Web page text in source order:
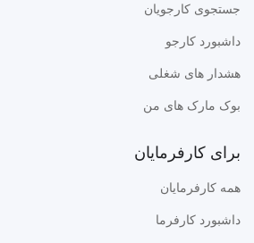
جستجوی کارجویان
داشبورد کارجو
هشدار های شغلی
بوک مارک های من
برای کارفرمایان
همه کارفرمایان
داشبورد کارفرما